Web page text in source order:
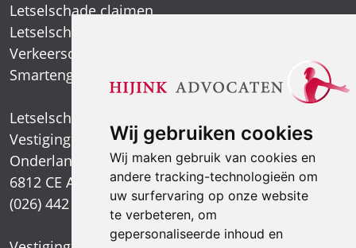
Wij gebruiken cookies
Wij maken gebruik van cookies en
andere tracking-technologieën om
uw surfervaring op onze website
te verbeteren, om
gepersonaliseerde inhoud en
Letselschade claimen
Letselschade expert
Verkeersongeval
Smartengeld
Letselschadespecialist
Vestiging Arnhem
Onderlangs 1
6812 CE Arnhem
(026) 442 39 13